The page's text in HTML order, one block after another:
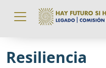
Pasar al contenido principal
Resiliencia